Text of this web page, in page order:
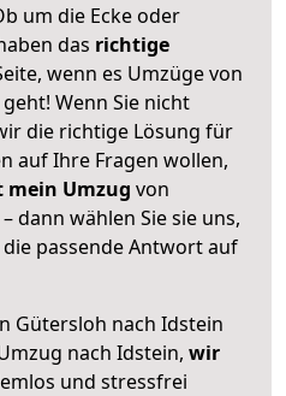
um die Ecke oder
das richtige
wenn es Umzüge von
Wenn Sie nicht
die richtige Lösung für
auf Ihre Fragen wollen,
Umzug von
dann wählen Sie sie uns,
passende Antwort auf
Gütersloh nach Idstein
nach Idstein, wir
und stressfrei